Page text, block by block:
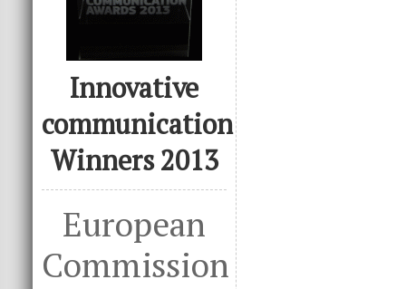
Innovative
communication
Winners 2013
European
Commission